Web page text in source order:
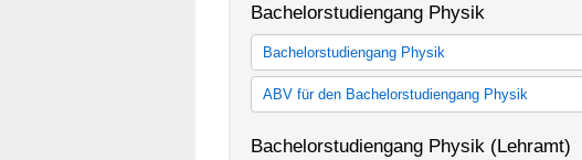
Bachelorstudiengang Physik
Bachelorstudiengang Physik
Monobachelor Physik (StO 2006)
Monobachelor Physik (StO 2012)
ABV für den Bachelorstudiengang Physik
ABV für Bachelorstudiengang Physik (StO 2012)
Bachelorstudiengang Physik (Lehramt)